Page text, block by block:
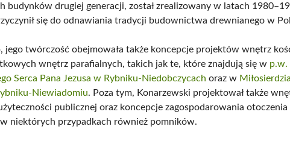
budynków drugiej generacji, został zrealizowany w latach
się do odnawiania tradycji budownictwa drewnianego w
jego twórczość obejmowała także koncepcje projektów wnętrz
wnętrz parafialnych, takich jak te, które znajdują się w p.w.
Serca Pana Jezusa w Rybniku-Niedobczycach oraz w Miłosierdzia
Niewiadomiu. Poza tym, Konarzewski projektował także
publicznej oraz koncepcje zagospodarowania otoczenia
niektórych przypadkach również pomników.